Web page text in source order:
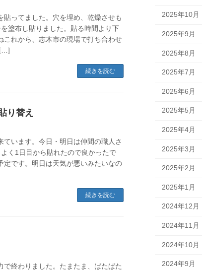
ってました。穴を埋め、乾燥させも
塗布し貼りました。貼る時間より下
これから、志木市の現場で打ち合わせ
[…]
続きを読む
り替え
います。今日・明日は仲間の職人さ
く1日目から貼れたので良かったで
定です。明日は天気が悪いみたいなの
続きを読む
で終わりました。たまたま、ばたばた
2025年10月
2025年9月
2025年8月
2025年7月
2025年6月
2025年5月
2025年4月
2025年3月
2025年2月
2025年1月
2024年12月
2024年11月
2024年10月
2024年9月